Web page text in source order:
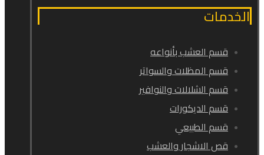
الخدمات
قسم العشب بأنواعه
قسم المظلات والسواتر
قسم الشلالات والنوافير
قسم الديكورات
قسم الطبيعي
قص الاشجار والعشب